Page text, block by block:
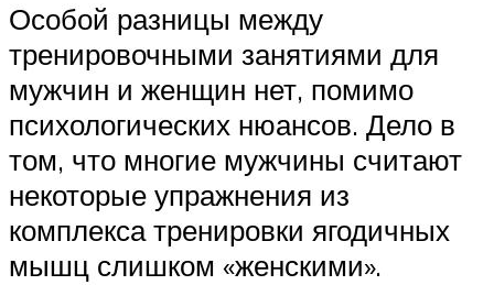
Особой разницы между
тренировочными занятиями для
мужчин и женщин нет, помимо
психологических нюансов. Дело в
том, что многие мужчины считают
некоторые упражнения из
комплекса тренировки ягодичных
мышц слишком «женскими».